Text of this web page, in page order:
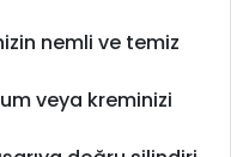
nemli ve temiz
veya kreminizi